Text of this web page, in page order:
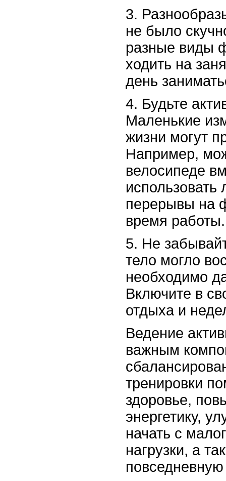
3.
не было
разные виды
ходить на
день
4. Будьте
Маленькие
жизни могут
Например,
велосипеде
перерывы на
время работы.
5. Не
тело могло
необходимо
Включите в
отдыха и
Ведение
важным
тренировки
здоровье,
энергетику,
начать с
нагрузки, а